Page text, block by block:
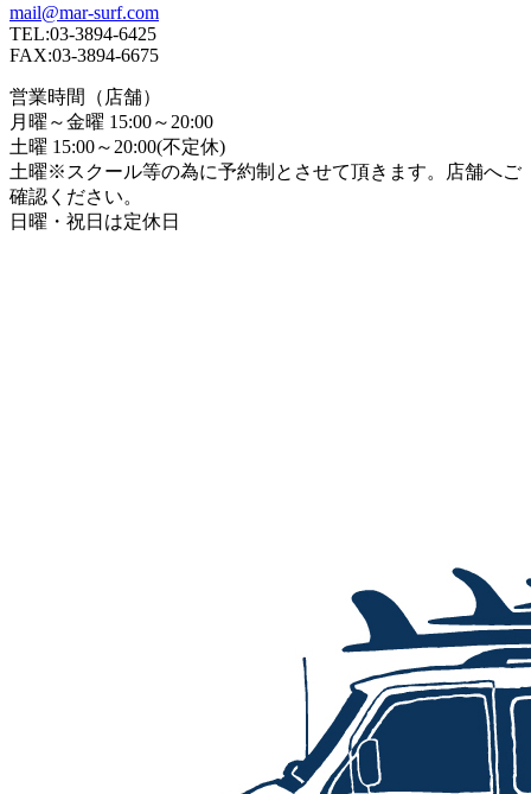
mail@mar-surf.com
TEL:03-3894-6425
FAX:03-3894-6675
営業時間（店舗）
月曜～金曜 15:00～20:00
土曜 15:00～20:00(不定休)
土曜※スクール等の為に予約制とさせて頂きます。店舗へご
確認ください。
日曜・祝日は定休日